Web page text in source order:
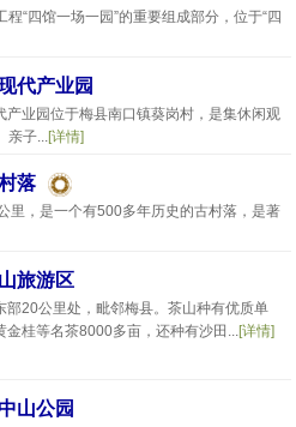
“四馆一场一园”的重要组成部分，位于“四
代产业园
产业园位于梅县南口镇葵岗村，是集休闲观
亲子...[详情]
落
里，是一个有500多年历史的古村落，是著
旅游区
部20公里处，毗邻梅县。茶山种有优质单
金桂等名茶8000多亩，还种有沙田...[详情]
山公园